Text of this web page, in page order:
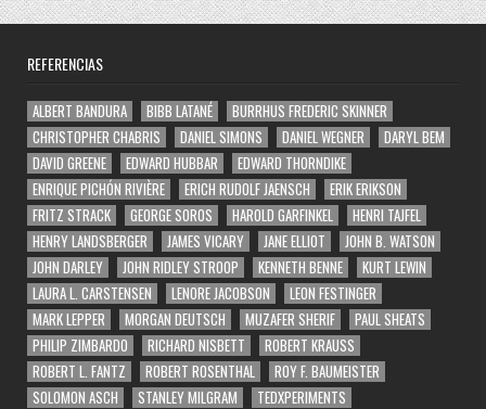
REFERENCIAS
ALBERT BANDURA BIBB LATANÉ
BURRHUS FREDERIC SKINNER
CHRISTOPHER CHABRIS
DANIEL SIMONS DANIEL WEGNER
DARYL BEM
DAVID GREENE
EDWARD HUBBAR
EDWARD THORNDIKE
ENRIQUE PICHÓN RIVIÈRE
ERICH RUDOLF JAENSCH
ERIK ERIKSON
FRITZ STRACK
GEORGE SOROS HAROLD GARFINKEL
HENRI TAJFEL
HENRY LANDSBERGER
JAMES VICARY JANE ELLIOT
JOHN B. WATSON
JOHN DARLEY
JOHN RIDLEY STROOP KENNETH BENNE
KURT LEWIN
LAURA L. CARSTENSEN
LENORE JACOBSON
LEON FESTINGER
MARK LEPPER
MORGAN DEUTSCH MUZAFER SHERIF
PAUL SHEATS
PHILIP ZIMBARDO
RICHARD NISBETT
ROBERT KRAUSS
ROBERT L. FANTZ
ROBERT ROSENTHAL
ROY F. BAUMEISTER
SOLOMON ASCH
STANLEY MILGRAM
TEDXPERIMENTS